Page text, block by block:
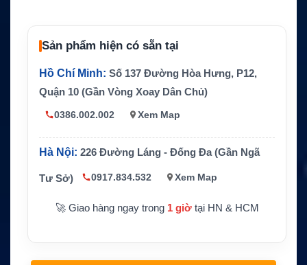
Trọng lượng 0.7 lb
Mã pin thay thế CM-166, CM-166S, BP-166
Thiết bị tương thích
ICOM IC-A3, IC-A3E, IC-A22
và IC-A22E
Hãng sản xuất
CS / Pin thay thế tương thích
ICOM
Bảo hành 1 năm
Sản phẩm hiện có sẵn tại
Hồ Chí Minh: Số 137 Đường Hòa Hưng, P12,
Quận 10 (Gần Vòng Xoay Dân Chủ)
0386.002.002 Xem Map
Hà Nội: 226 Đường Láng - Đống Đa (Gần Ngã
Tư Sở) 0917.834.532 Xem Map
🚀 Giao hàng ngay trong 1 giờtại HN & HCM